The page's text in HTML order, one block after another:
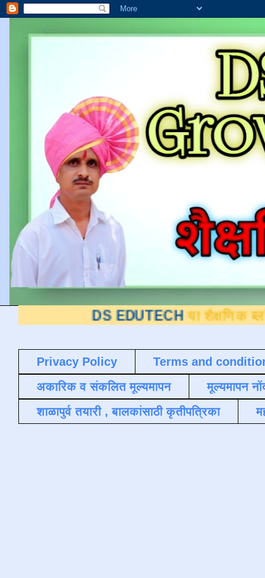
DS EDUTECH या शैक्षणिक ब्लॉगवर आपले
Privacy Policy
Terms and
अकारिक व संकलित मूल्यमापन
मूल्यमापन
शाळापुर्व तयारी , बालकांसाठी कृतीपत्रिका